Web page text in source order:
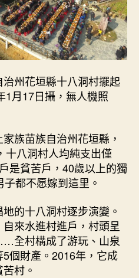
州花垣縣十八洞村擺起
1月17日攝，無人機照
族苗族自治州花垣縣，
十八洞村人均純支出僅
是貧苦戶，40歲以上的獨
都不愿嫁到這里。
的十八洞村逐步演變。
來水進村進戶，村頭呈
全村構成了游玩、山泉
個財產。2016年，它成
村。